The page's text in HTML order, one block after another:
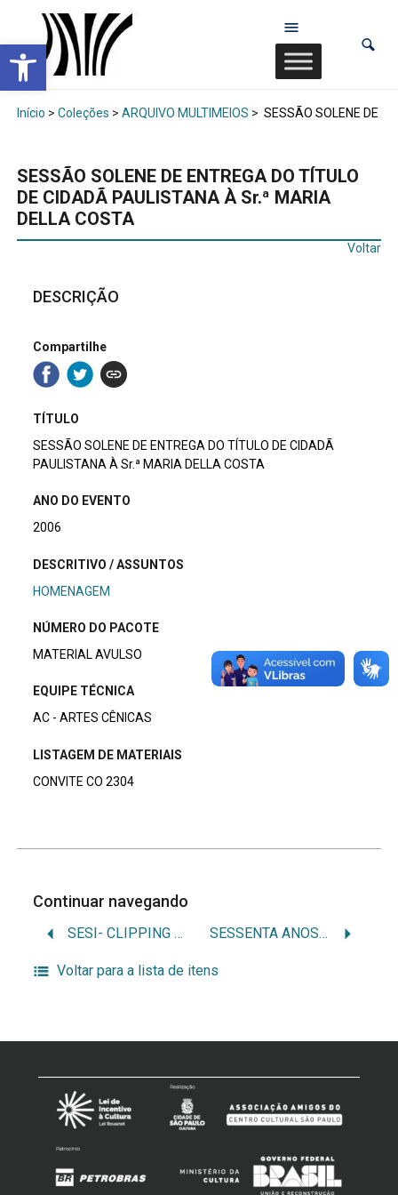
Abrir a barra de ferramentas
Início > Coleções > ARQUIVO MULTIMEIOS > SESSÃO SOLENE DE
SESSÃO SOLENE DE ENTREGA DO TÍTULO
DE CIDADÃ PAULISTANA À Sr.ª MARIA
DELLA COSTA
Voltar
DESCRIÇÃO
Compartilhe
TÍTULO
SESSÃO SOLENE DE ENTREGA DO TÍTULO DE CIDADÃ
PAULISTANA À Sr.ª MARIA DELLA COSTA
ANO DO EVENTO
2006
DESCRITIVO / ASSUNTOS
HOMENAGEM
NÚMERO DO PACOTE
MATERIAL AVULSO
EQUIPE TÉCNICA
AC - ARTES CÊNICAS
LISTAGEM DE MATERIAIS
CONVITE CO 2304
Continuar navegando
SESI- CLIPPING DE TV SESSENTA ANOS DA SEMANA DE ARTE MODERNA
Voltar para a lista de itens